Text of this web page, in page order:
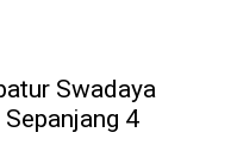
Swadaya
4